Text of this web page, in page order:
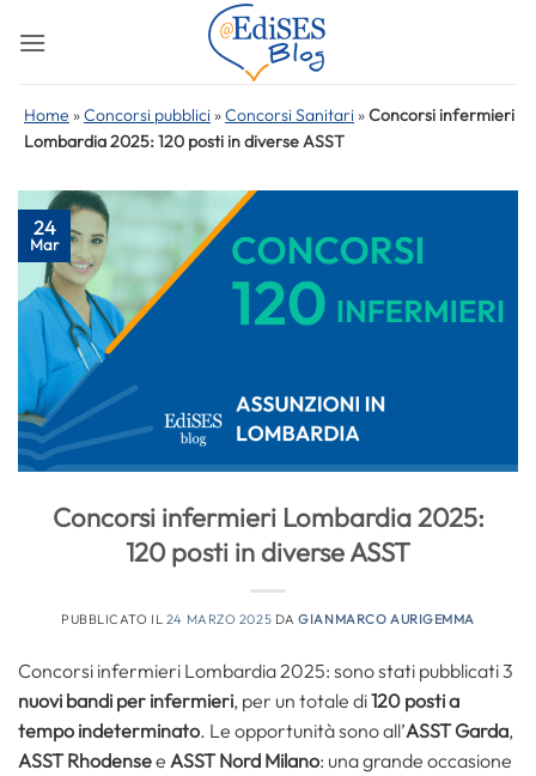
Home »Concorsi pubblici »Concorsi Sanitari »Concorsi infermieri
Lombardia 2025: 120 posti in diverse ASST
24
Mar
Concorsi infermieri Lombardia 2025:
120 posti in diverse ASST
PUBBLICATO IL 24 MARZO 2025 DAGIANMARCO AURIGEMMA
Concorsi infermieri Lombardia 2025: sono stati pubblicati 3
nuovi bandi per infermieri, per un totale di120 posti a
tempo indeterminato. Le opportunità sono all’ASST Garda,
ASST Rhodensee ASST Nord Milano: una grande occasione